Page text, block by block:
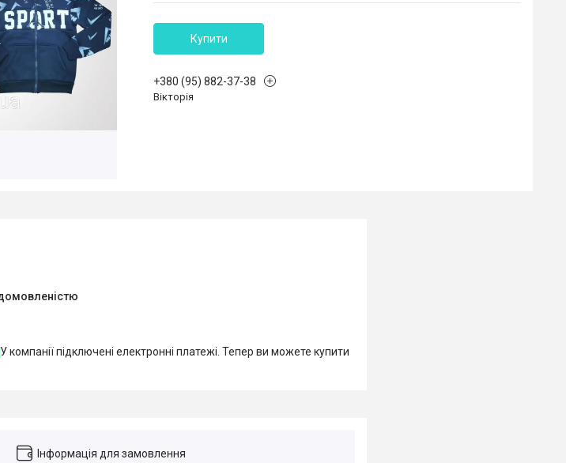
Купити
+380 (95) 882-37-38
Вікторія
У компанії підключені електронні платежі. Тепер ви можете купити
Інформація для замовлення